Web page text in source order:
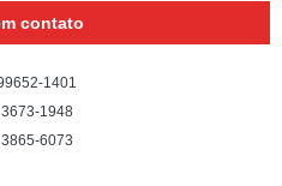
contato
1401
1948
6073